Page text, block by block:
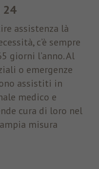
24
assistenza là
c’è sempre
giorni l’anno. Al
o emergenze
assistiti in
medico e
cura di loro nel
misura